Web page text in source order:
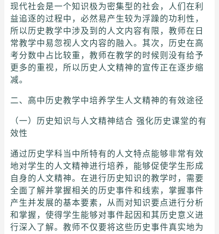
现代社会是一个知识极为密集型的社会，人们在利
益追逐的过程中，必然易产生较为浮躁的功利性，
所以历史教学中涉及到的人文内容有限，教师在日
常教学中易忽视人文内容的融入。其次，历史在高
考分数中占比较重，教师在教学的时候则没有给予
更多的重视，所以历史人文精神的宣传正在逐步缩
减。
二、高中历史教学中培养学生人文精神的有效途径
（一）历史知识与人文精神结合 强化历史课堂的有
效性
通过历史学科当中所特有的人文特点能够非常有效
地对学生的人文精神进行培养，能够促使学生形成
自身的人文精神。在进行历史知识的教学时，需要
全面了解并掌握相关的历史事件和线索，掌握事件
产生并发展的基本要素，从而对知识要点进行分析
和掌握，使得学生能够对事件起因和其历史意义进
行深入了解。教师不仅要将这些历史事件真实地为